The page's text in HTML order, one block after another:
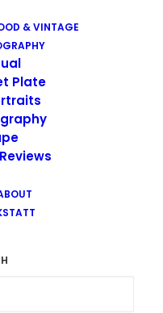
& VINTAGE
Plate
"print"